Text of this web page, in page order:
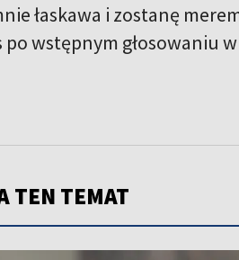
łaskawa i zostanę
wstępnym głosowaniu
TEN TEMAT